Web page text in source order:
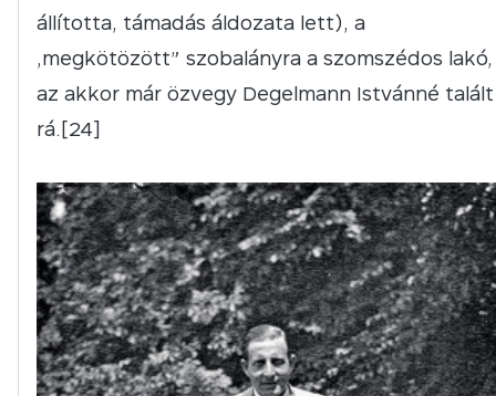
állította, támadás áldozata lett), a
„megkötözött” szobalányra a szomszédos lakó,
az akkor már özvegy Degelmann Istvánné talált
rá.[24]